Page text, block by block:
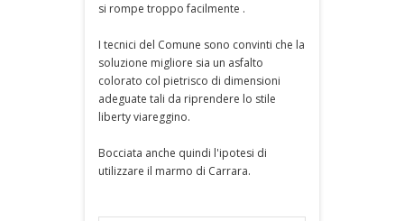
si rompe troppo facilmente .
I tecnici del Comune sono convinti che la
soluzione migliore sia un asfalto
colorato col pietrisco di dimensioni
adeguate tali da riprendere lo stile
liberty viareggino.
Bocciata anche quindi l'ipotesi di
utilizzare il marmo di Carrara.